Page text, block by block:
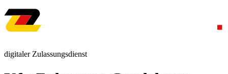
digitaler Zulassungsdienst